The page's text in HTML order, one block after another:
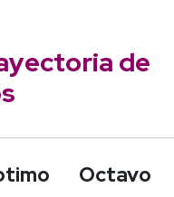
de
Octavo